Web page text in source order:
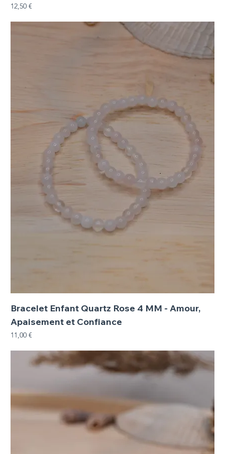
Prix
12,50 €
Bracelet Enfant Quartz Rose 4 MM - Amour,
Apaisement et Confiance
Prix
11,00 €